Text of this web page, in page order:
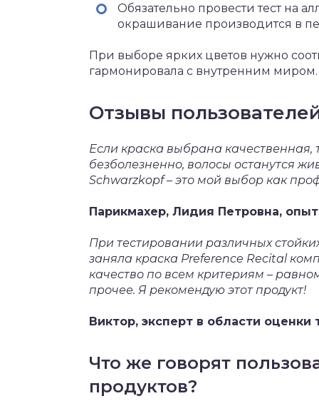
Обязательно провести тест на
окрашивание производится в
При выборе ярких цветов нужно
гармонировала с внутренним миром.
Отзывы
Если краска выбрана
безболезненно, волосы останутся
Schwarzkopf – это мой выбор как
Парикмахер, Лидия Петровна,
При тестировании различных
заняла краска Preference Recital
качество по всем критериям –
прочее. Я рекомендую этот продукт!
Виктор, эксперт в области
Что же говорят
продуктов?